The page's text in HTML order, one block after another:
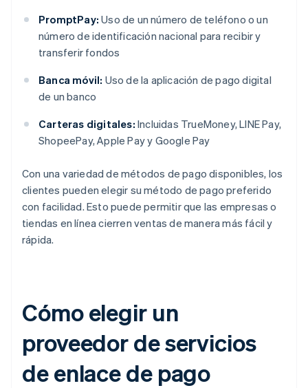
PromptPay: Uso de un número de teléfono o un
número de identificación nacional para recibir y
transferir fondos
Banca móvil: Uso de la aplicación de pago digital
de un banco
Carteras digitales: Incluidas TrueMoney, LINE Pay,
ShopeePay, Apple Pay y Google Pay
Con una variedad de métodos de pago disponibles, los
clientes pueden elegir su método de pago preferido
con facilidad. Esto puede permitir que las empresas o
tiendas en línea cierren ventas de manera más fácil y
rápida.
Cómo elegir un
proveedor de servicios
de enlace de pago